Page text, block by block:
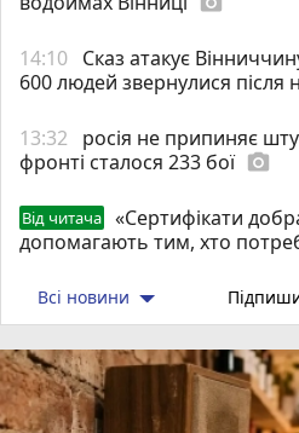
14:10 Сказ атакує
600 людей звернулися після
13:32
росія не припиняє
фронті сталося 233 бої photo_camera
Від читача
«Сертифікати
допомагають тим, хто
Всі новини